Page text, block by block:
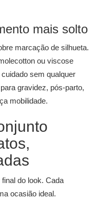
mais solto
marcação de silhueta.
ou viscose
sem qualquer
gravidez, pós-parto,
mobilidade.
do look. Cada
ocasião ideal.